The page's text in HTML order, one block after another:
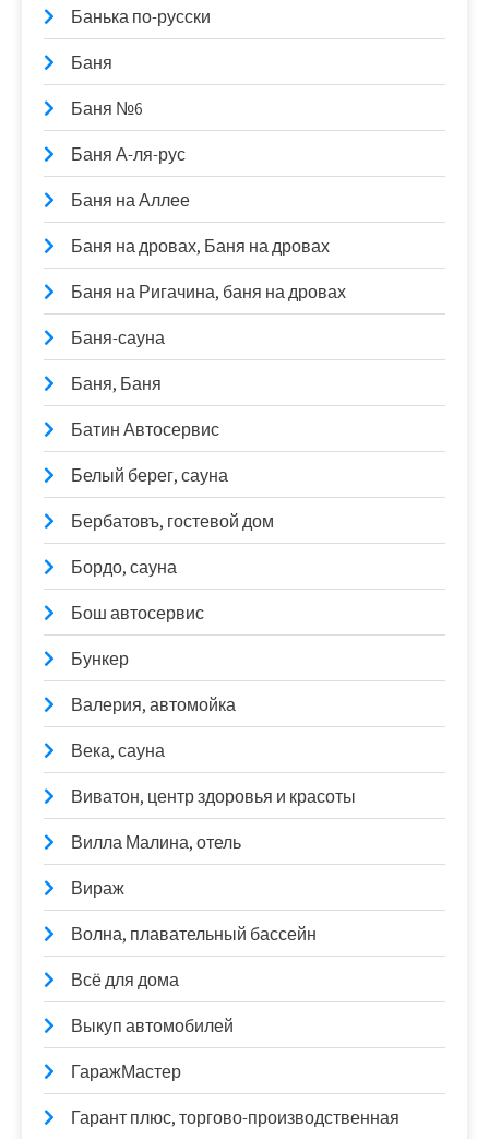
Банька по-русски
Баня
Баня №6
Баня А-ля-рус
Баня на Аллее
Баня на дровах, Баня на дровах
Баня на Ригачина, баня на дровах
Баня-сауна
Баня, Баня
Батин Автосервис
Белый берег, сауна
Бербатовъ, гостевой дом
Бордо, сауна
Бош автосервис
Бункер
Валерия, автомойка
Века, сауна
Виватон, центр здоровья и красоты
Вилла Малина, отель
Вираж
Волна, плавательный бассейн
Всё для дома
Выкуп автомобилей
ГаражМастер
Гарант плюс, торгово-производственная